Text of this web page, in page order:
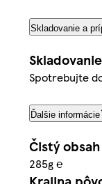
Skladovanie a
Skladovanie
Spotrebujte
Ďalšie informácie
Čistý obsah
285g ℮